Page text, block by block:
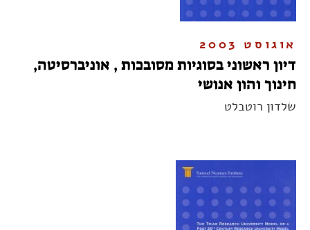
אוגוסט 2003
דיון ראשוני בסוגיות מסובכות , אוניברסיטה,
חינוך והון אנושי
שלדון רוטבלט